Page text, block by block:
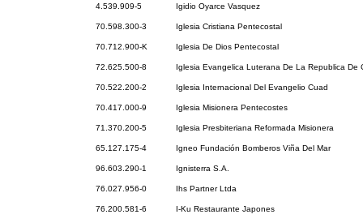
4.539.909-5 Igidio Oyarce Vasquez
70.598.300-3 Iglesia Cristiana Pentecostal
70.712.900-K Iglesia De Dios Pentecostal
72.625.500-8 Iglesia Evangelica Luterana De La Republica De
70.522.200-2 Iglesia Internacional Del Evangelio Cuad
70.417.000-9 Iglesia Misionera Pentecostes
71.370.200-5 Iglesia Presbiteriana Reformada Misionera
65.127.175-4 Igneo Fundación Bomberos Viña Del Mar
96.603.290-1 Ignisterra S.A.
76.027.956-0 Ihs Partner Ltda
76.200.581-6 I-Ku Restaurante Japones